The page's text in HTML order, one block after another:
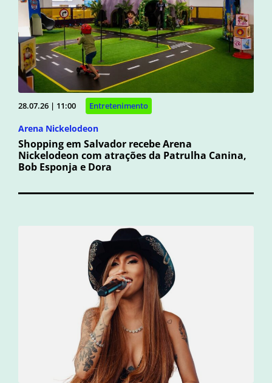
28.07.26 | 11:00 Entretenimento
Arena Nickelodeon
Shopping em Salvador recebe Arena
Nickelodeon com atrações da Patrulha Canina,
Bob Esponja e Dora